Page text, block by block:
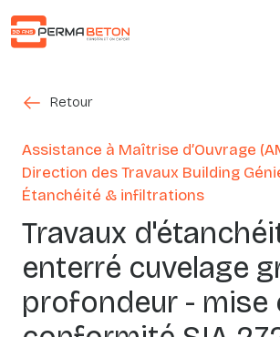
Retour
Assistance à Maîtrise d’Ouvrage
Direction des Travaux Building
Étanchéité & infiltrations
Travaux
enterré cuvelage
profondeur - mise